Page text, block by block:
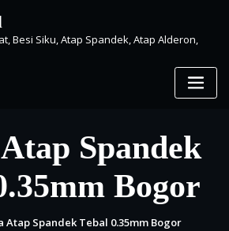
Besi Siku, Atap Spandek, Atap Alderon,
Spandek
Bogor
Atap Spandek Tebal 0.35mm Bogor